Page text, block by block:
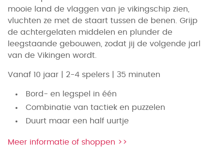
mooie land de vlaggen van je vikingschip zien,
vluchten ze met de staart tussen de benen. Grijp
de achtergelaten middelen en plunder de
leegstaande gebouwen, zodat jij de volgende jarl
van de Vikingen wordt.
Vanaf 10 jaar | 2-4 spelers | 35 minuten
Bord- en legspel in één
Combinatie van tactiek en puzzelen
Duurt maar een half uurtje
Meer informatie of shoppen >>